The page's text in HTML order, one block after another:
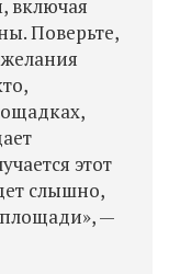
включая
Поверьте,
этот
слышно,
площади», —